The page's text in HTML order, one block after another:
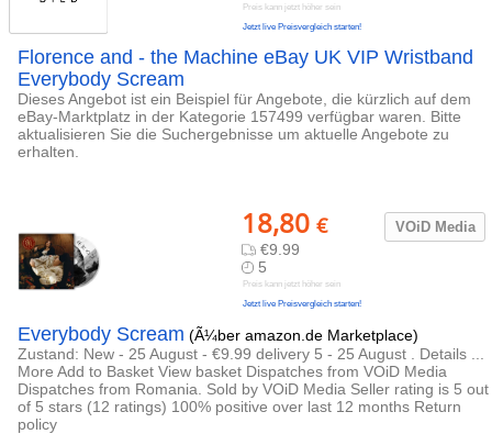
Preis kann jetzt höher sein
Jetzt live Preisvergleich starten!
Florence and - the Machine eBay UK VIP Wristband
Everybody Scream
Dieses Angebot ist ein Beispiel für Angebote, die kürzlich auf dem
eBay-Marktplatz in der Kategorie 157499 verfügbar waren. Bitte
aktualisieren Sie die Suchergebnisse um aktuelle Angebote zu
erhalten.
VOiD Media
18,80 €
€9.99
5
Preis kann jetzt höher sein
Jetzt live Preisvergleich starten!
Everybody Scream (Ã¼ber amazon.de Marketplace)
Zustand: New - 25 August - €9.99 delivery 5 - 25 August . Details ...
More Add to Basket View basket Dispatches from VOiD Media
Dispatches from Romania. Sold by VOiD Media Seller rating is 5 out
of 5 stars (12 ratings) 100% positive over last 12 months Return
policy